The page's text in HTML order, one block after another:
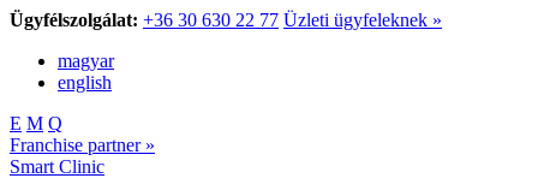
Ügyfélszolgálat: +36 30 630 22 77 Üzleti ügyfeleknek »
magyar
english
E M Q
Franchise partner »
Smart Clinic